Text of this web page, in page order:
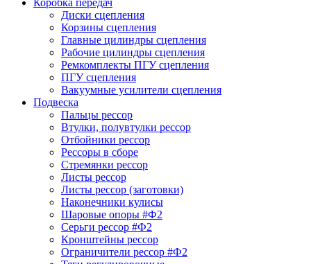
Коробка передач
Диски сцепления
Корзины сцепления
Главные цилиндры сцепления
Рабочие цилиндры сцепления
Ремкомплекты ПГУ сцепления
ПГУ сцепления
Вакуумные усилители сцепления
Подвеска
Пальцы рессор
Втулки, полувтулки рессор
Отбойники рессор
Рессоры в сборе
Стремянки рессор
Листы рессор
Листы рессор (заготовки)
Наконечники кулисы
Шаровые опоры #Ф2
Серьги рессор #Ф2
Кронштейны рессор
Ограничители рессор #Ф2